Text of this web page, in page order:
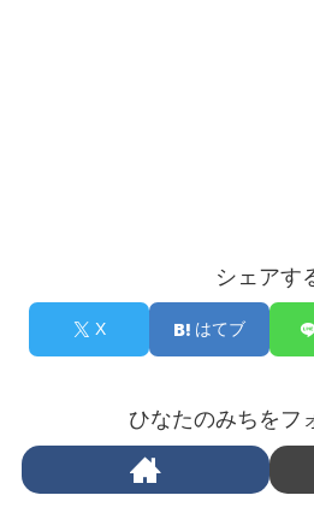
シェアす
X はてブ
ひなたのみちをフ